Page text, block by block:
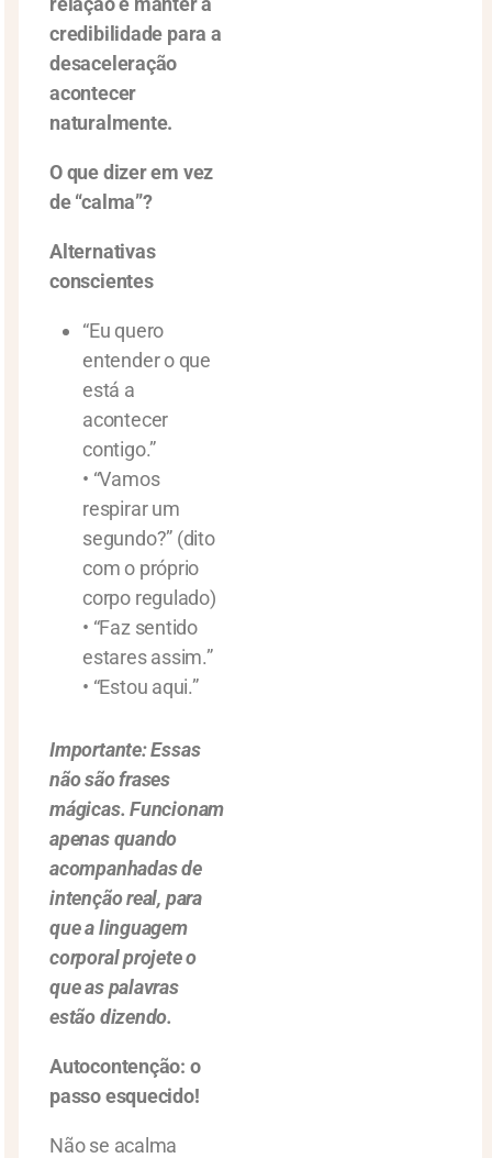
credibilidade para a
desaceleração
acontecer
naturalmente.
O que dizer em vez
de “calma”?
Alternativas
conscientes
“Eu quero
entender o que
está a
acontecer
contigo.”
• “Vamos
respirar um
segundo?” (dito
com o próprio
corpo regulado)
• “Faz sentido
estares assim.”
• “Estou aqui.”
Importante: Essas
não são frases
mágicas. Funcionam
apenas quando
acompanhadas de
intenção real, para
que a linguagem
corporal projete o
que as palavras
estão dizendo.
Autocontenção: o
passo esquecido!
Não se acalma